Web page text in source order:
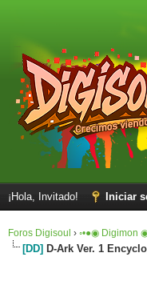
¡Hola, Invitado! Iniciar
Foros Digisoul › ◦•●◉ Digimon
[DD] D-Ark Ver. 1